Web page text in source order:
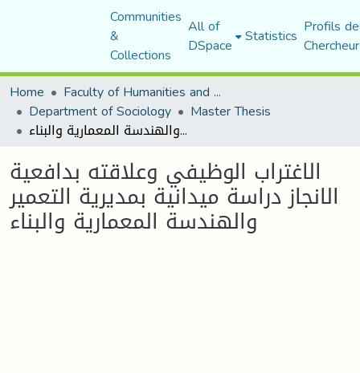
Communities
&
Collections
All of
DSpace Statistics Profils
Home
Faculty of Humanities and Social Sciences
Department of Sociology Master Thesis
الاغتراب الوظيفي وعلاقته بدافعية الانجاز دراسة ميدانية بمديرية التعمير والهندسة المعمارية والبناء
الاغتراب الوظيفي وعلاقته بدافعية
الانجاز دراسة ميدانية بمديرية التعمير
والهندسة المعمارية والبناء